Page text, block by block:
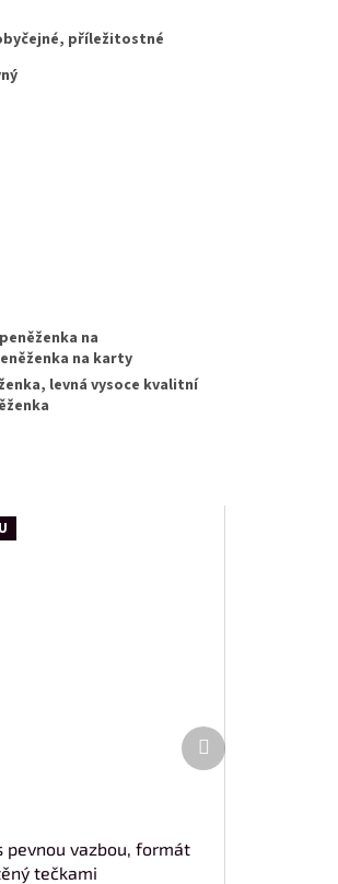
příležitostné
na
na karty
levná vysoce kvalitní
pevnou vazbou, formát
tečkami
Další
produkt